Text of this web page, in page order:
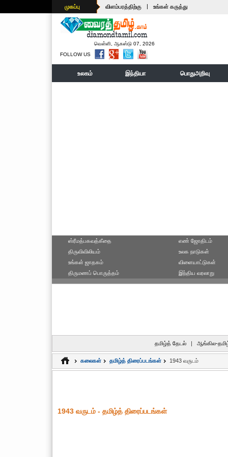
முகப்பு விளம்பரத்திற்கு | உங்கள் கருத்து
வெள்ளி, ஆகஸ்டு 07, 2026
FOLLOW US
உலகம் இந்தியா பொதுஅறிவு
ஸ்ரீமத்பகவத்கீதை
திருவிவிலியம்
உங்கள் ஜாதகம்
திருமணப் பொருத்தம்
எ‌ண் ஜோ‌திட‌ம்
உலக நாடுகள்
விளையாட்டுகள்
இந்திய வரலாறு
தமிழ்த் தேடல் | ஆங்கில-
கலைகள் தமிழ்த் திரைப்படங்கள் 1943 வருடம்
1943 வருடம் - தமிழ்த் திரைப்படங்கள்